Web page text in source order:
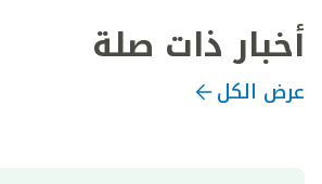
أخبار ذات صلة
عرض الكل